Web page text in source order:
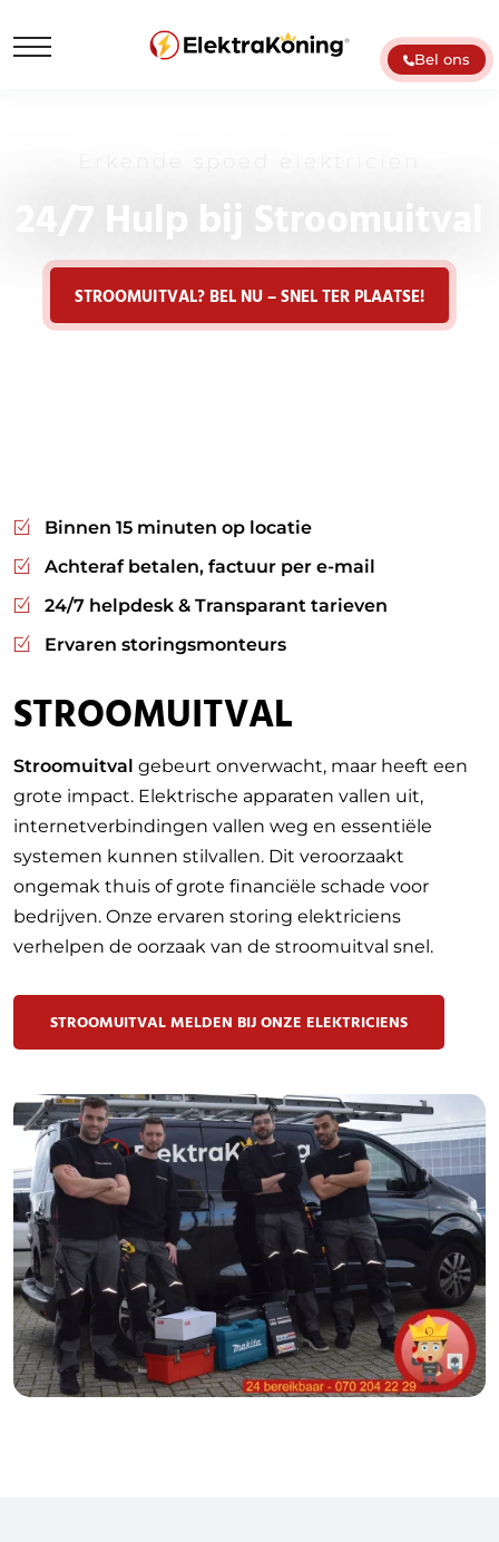
Bel ons
24/7 Hulp bij Stroomuitval
STROOMUITVAL? BEL NU – SNEL TER PLAATSE!
Binnen 15 minuten op locatie
Achteraf betalen, factuur per e-mail
24/7 helpdesk & Transparant tarieven
Ervaren storingsmonteurs
STROOMUITVAL
Stroomuitval gebeurt onverwacht, maar heeft een
grote impact. Elektrische apparaten vallen uit,
internetverbindingen vallen weg en essentiële
systemen kunnen stilvallen. Dit veroorzaakt
ongemak thuis of grote financiële schade voor
bedrijven. Onze ervaren storing elektriciens
verhelpen de oorzaak van de stroomuitval snel.
STROOMUITVAL MELDEN BIJ ONZE ELEKTRICIENS